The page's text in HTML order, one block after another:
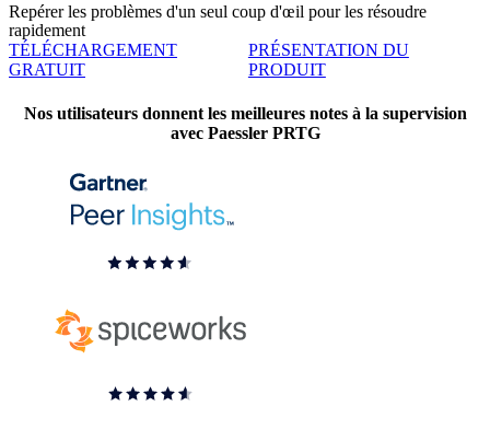
Repérer les problèmes d'un seul coup d'œil pour les résoudre
rapidement
TÉLÉCHARGEMENT
GRATUIT
PRÉSENTATION DU
PRODUIT
Nos utilisateurs donnent les meilleures notes à la supervision
avec Paessler PRTG